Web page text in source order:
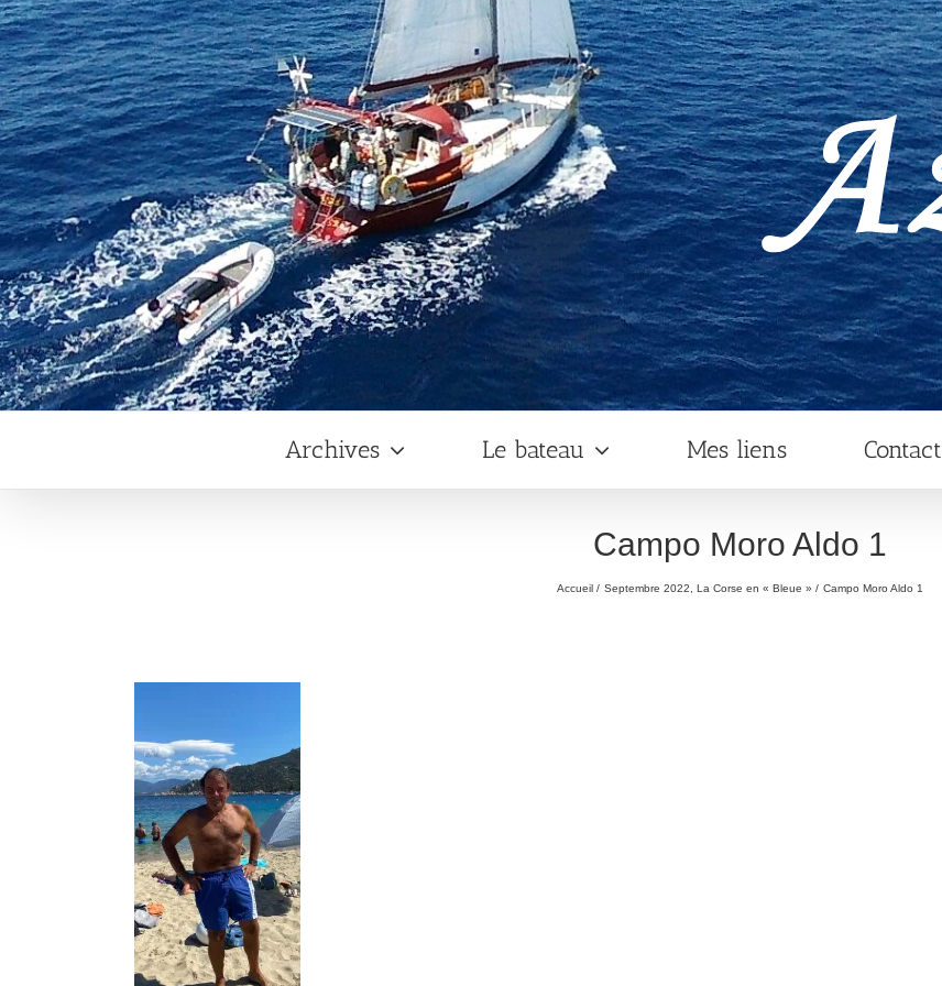
Archives Le bateau Mes liens Contact
Campo Moro Aldo 1
Accueil Septembre 2022, La Corse en « Bleue » Campo Moro Aldo 1